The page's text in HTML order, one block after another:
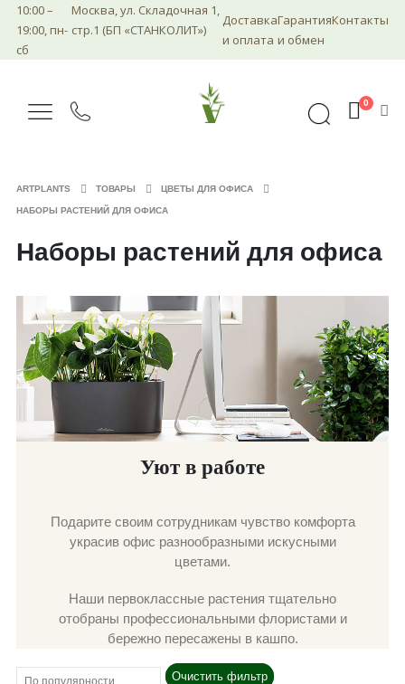
10:00 –
19:00, пн-
сб
Москва, ул. Складочная 1,
стр.1 (БП «СТАНКОЛИТ»)
Доставка
и оплата
Гарантия
и обмен
Контакты
0
ARTPLANTS ТОВАРЫ ЦВЕТЫ ДЛЯ ОФИСА
НАБОРЫ РАСТЕНИЙ ДЛЯ ОФИСА
Наборы растений для офиса
Уют в работе
Подарите своим сотрудникам чувство комфорта
украсив офис разнообразными искусными
цветами.
Наши первоклассные растения тщательно
отобраны профессиональными флористами и
бережно пересажены в кашпо.
Очистить фильтр